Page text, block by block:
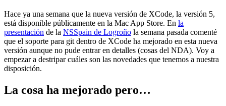
Hace ya una semana que la nueva versión de XCode, la versión 5,
está disponible públicamente en la Mac App Store. En la
presentación de la NSSpain de Logroño la semana pasada comenté
que el soporte para git dentro de XCode ha mejorado en esta nueva
versión aunque no pude entrar en detalles (cosas del NDA). Voy a
empezar a destripar cuáles son las novedades que tenemos a nuestra
disposición.
La cosa ha mejorado pero…